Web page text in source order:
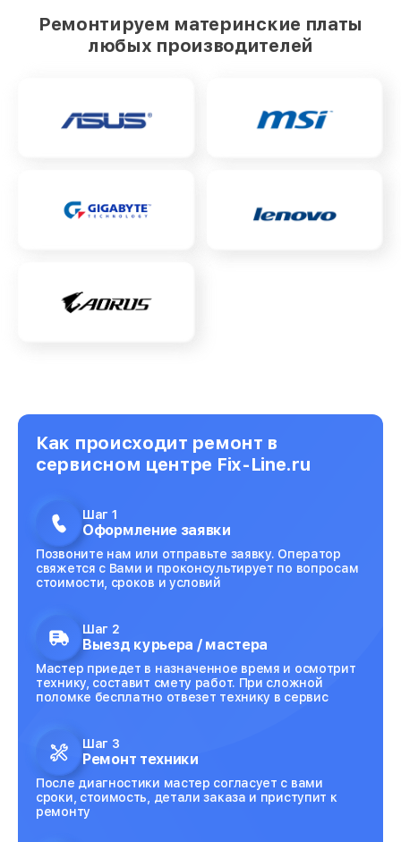
Ремонтируем материнские платы
любых производителей
Как происходит ремонт в
сервисном центре Fix-Line.ru
Шаг 1
Оформление заявки
Позвоните нам или отправьте заявку. Оператор
свяжется с Вами и проконсультирует по вопросам
стоимости, сроков и условий
Шаг 2
Выезд курьера / мастера
Мастер приедет в назначенное время и осмотрит
технику, составит смету работ. При сложной
поломке бесплатно отвезет технику в сервис
Шаг 3
Ремонт техники
После диагностики мастер согласует с вами
сроки, стоимость, детали заказа и приступит к
ремонту